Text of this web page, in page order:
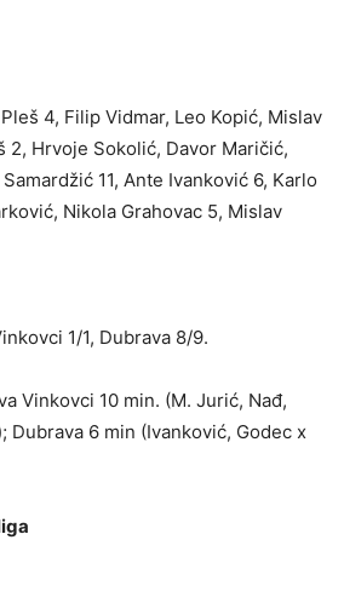
4, Filip Vidmar, Leo Kopić, Mislav
2, Hrvoje Sokolić, Davor Maričić,
11, Ante Ivanković 6, Karlo
Nikola Grahovac 5, Mislav
1/1, Dubrava 8/9.
Vinkovci 10 min. (M. Jurić, Nađ,
Dubrava 6 min (Ivanković, Godec x